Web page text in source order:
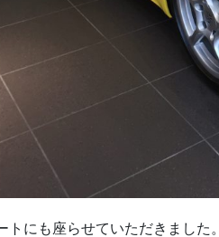
トにも座らせていただきました。